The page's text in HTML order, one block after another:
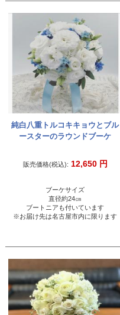
純白八重トルコキキョウとブル
ースターのラウンドブーケ
販売価格(税込): 12,650 円
ブーケサイズ
直径約24㎝
ブートニアも付いています
※お届け先は名古屋市内に限ります